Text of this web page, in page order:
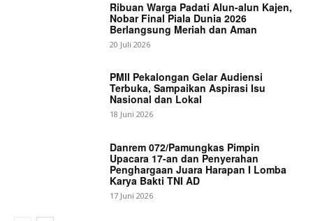
Ribuan Warga Padati Alun-alun Kajen,
Nobar Final Piala Dunia 2026
Berlangsung Meriah dan Aman
20 Juli 2026
PMII Pekalongan Gelar Audiensi
Terbuka, Sampaikan Aspirasi Isu
Nasional dan Lokal
18 Juni 2026
Danrem 072/Pamungkas Pimpin
Upacara 17-an dan Penyerahan
Penghargaan Juara Harapan I Lomba
Karya Bakti TNI AD
17 Juni 2026